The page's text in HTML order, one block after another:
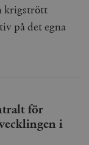
krigstrött
på det egna
för
i